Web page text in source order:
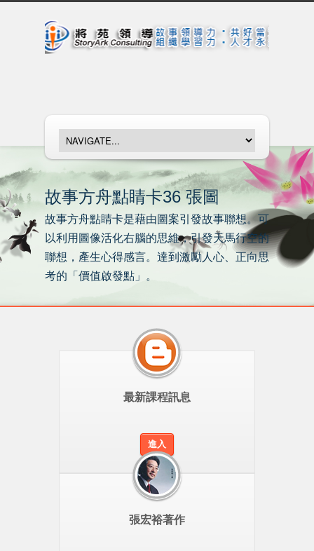
故事方舟點睛卡36 張圖
故事方舟點睛卡是藉由圖案引發故事聯想。可
以利用圖像活化右腦的思維，引發天馬行空的
聯想，產生心得感言。達到激勵人心、正向思
考的「價值啟發點」。
最新課程訊息
進入
張宏裕著作